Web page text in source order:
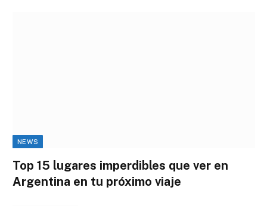
NEWS
Top 15 lugares imperdibles que ver en
Argentina en tu próximo viaje